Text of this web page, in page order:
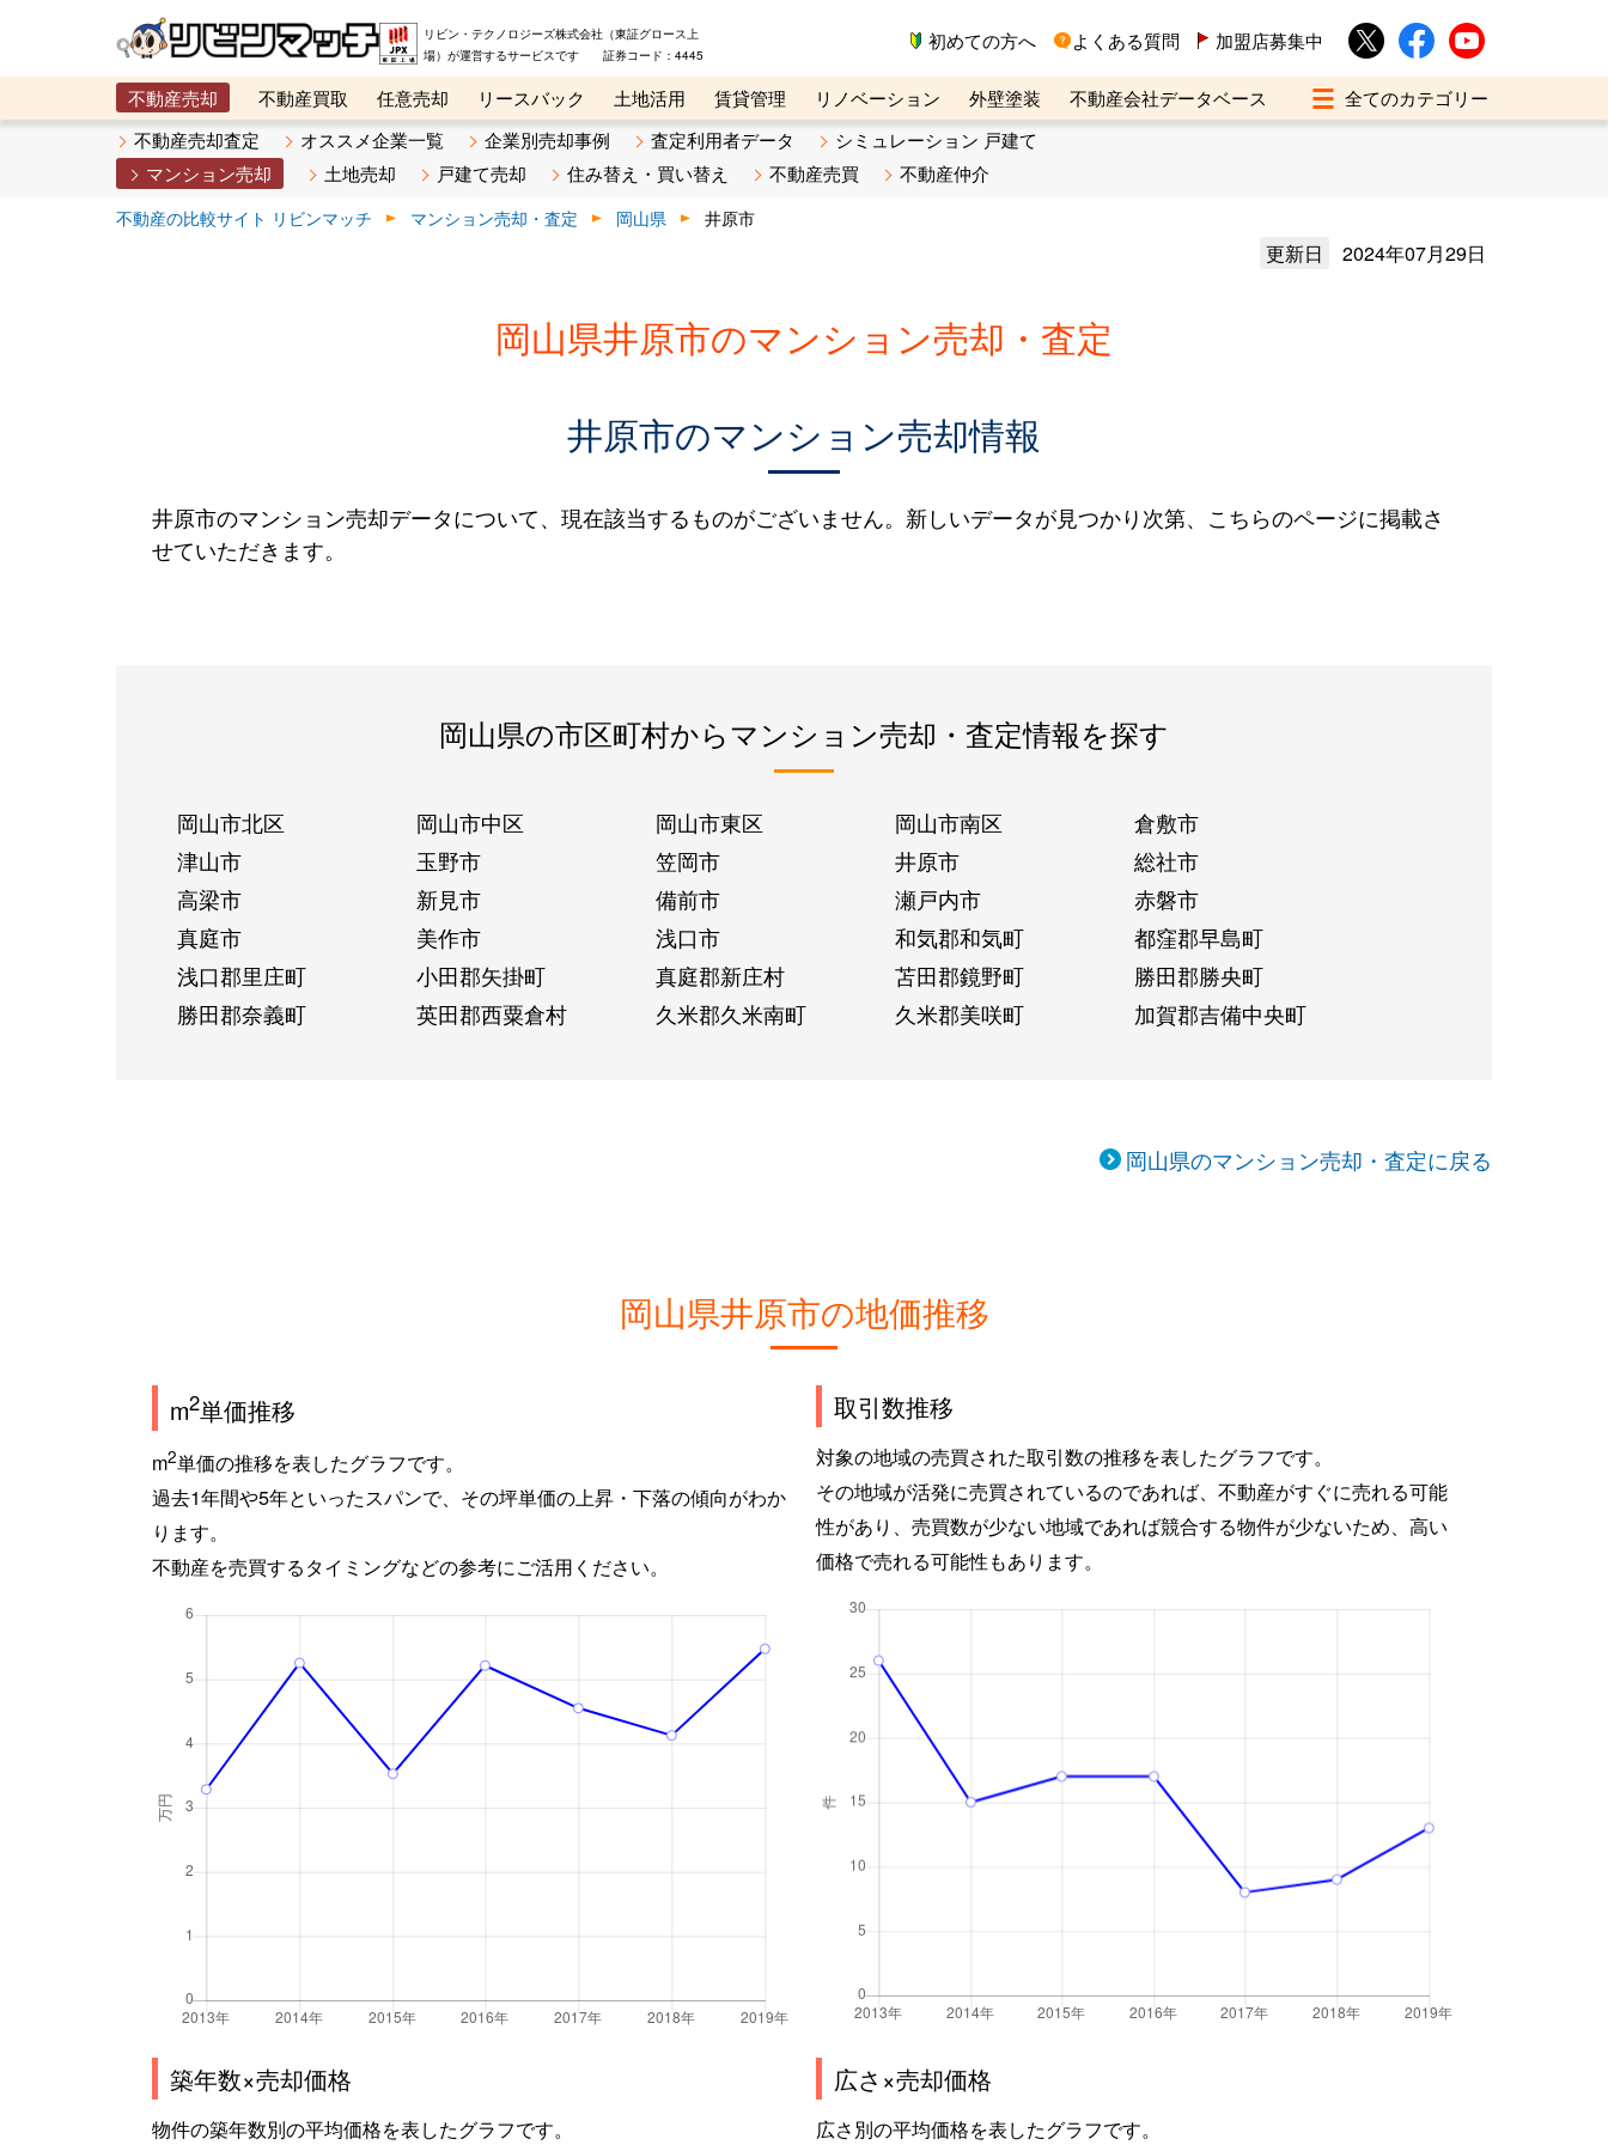
リビン・テクノロジーズ株式会社（東証グロース上
場）が運営するサービスです 証券コード：4445
初めての方へ よくある質問 加盟店募集中
不動産売却 不動産買取 任意売却 リースバック 土地活用 賃貸管理 リノベーション 外壁塗装
不動産会社データベース
メタ住宅展示場
ベスト不動産カンパニー オンライン講座 リビンマガジンBiz 不動産売却ご相談デスク
不動産売却査定 オススメ企業一覧 企業別売却事例 査定利用者データ
シミュレーション 戸建て
マンション売却
土地売却 戸建て売却 住み替え・買い替え 不動産売買 不動産仲介
不動産の比較サイト リビンマッチ マンション売却・査定 岡山県 井原市
更新日 2024年07月29日
岡山県井原市のマンション売却・査定
井原市のマンション売却情報
井原市のマンション売却データについて、現在該当するものがございません。新しいデータが見つかり次第、こちらのページに掲載さ
せていただきます。
岡山県の市区町村からマンション売却・査定情報を探す
岡山市北区 岡山市中区 岡山市東区 岡山市南区
倉敷市
津山市
玉野市 笠岡市 井原市
総社市
高梁市
新見市 備前市 瀬戸内市
赤磐市
真庭市
美作市 浅口市 和気郡和気町
都窪郡早島町
浅口郡里庄町
小田郡矢掛町 真庭郡新庄村 苫田郡鏡野町
勝田郡勝央町
勝田郡奈義町
英田郡西粟倉村 久米郡久米南町 久米郡美咲町 加賀郡吉備中央町
岡山県のマンション売却・査定に戻る
岡山県井原市の地価推移
m2単価推移
m2単価の推移を表したグラフです。
過去1年間や5年といったスパンで、その坪単価の上昇・下落の傾向がわか
ります。
不動産を売買するタイミングなどの参考にご活用ください。
取引数推移
対象の地域の売買された取引数の推移を表したグラフです。
その地域が活発に売買されているのであれば、不動産がすぐに売れる可能
性があり、売買数が少ない地域であれば競合する物件が少ないため、高い
価格で売れる可能性もあります。
築年数×売却価格
物件の築年数別の平均価格を表したグラフです。
広さ×売却価格
広さ別の平均価格を表したグラフです。